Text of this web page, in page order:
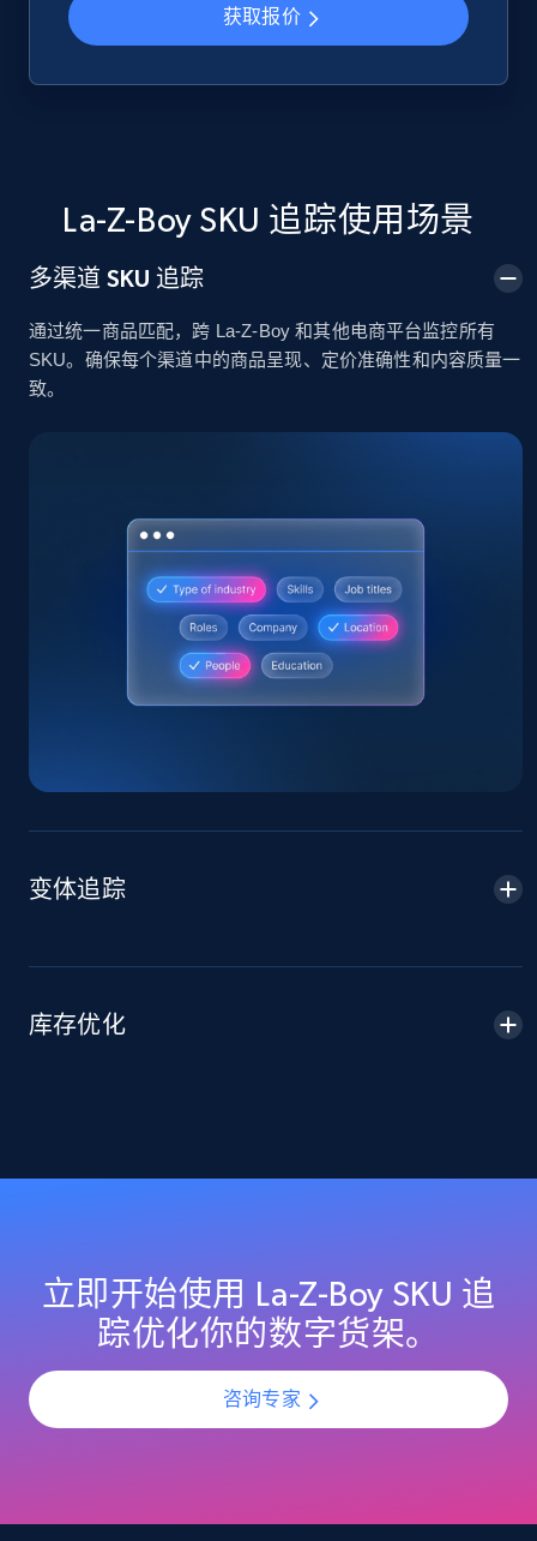
2.4K+ 199+ 立即开始
Google Shopping - collects products from
web using keywords
Rating, Reviews count, Images, Variations, and
2.4K+ 199+ 立即开始
Amazon products global dataset
Title, Seller name, Brand, Description, Initial
price, Currency, Availability, Reviews count, and
2.1K+ 375+
more.
Title, Seller name, Brand, Description, Initial
price, Currency, Availability, Reviews count, and
more.
375+
获取报价
La-Z-Boy SKU 追踪使用场景
多渠道 SKU 追踪
通过统一商品匹配，跨 La-Z-Boy 和其他电商平台监控所有
SKU。确保每个渠道中的商品呈现、定价准确性和内容质量一
致。
变体追踪
库存优化
立即开始使用 La-Z-Boy SKU 追
踪优化你的数字货架。
咨询专家